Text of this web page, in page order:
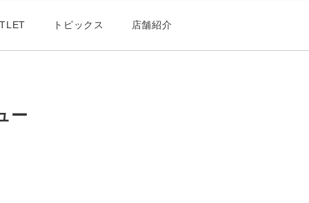
トピックス 店舗紹介
ー